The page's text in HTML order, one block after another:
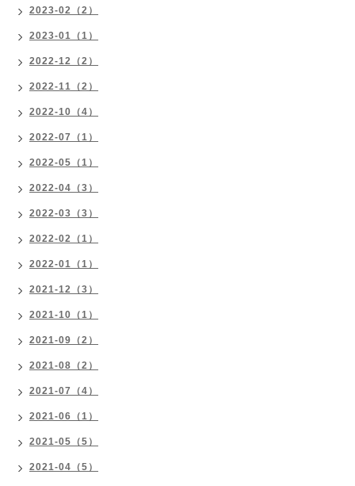
2023-02（2）
2023-01（1）
2022-12（2）
2022-11（2）
2022-10（4）
2022-07（1）
2022-05（1）
2022-04（3）
2022-03（3）
2022-02（1）
2022-01（1）
2021-12（3）
2021-10（1）
2021-09（2）
2021-08（2）
2021-07（4）
2021-06（1）
2021-05（5）
2021-04（5）